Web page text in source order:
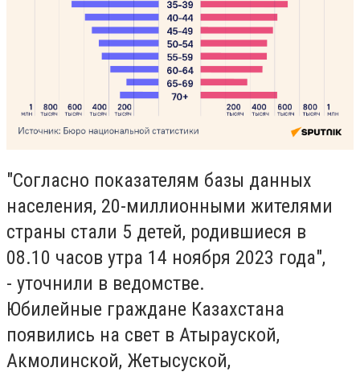
"Согласно показателям базы данных
населения, 20-миллионными жителями
страны стали 5 детей, родившиеся в
08.10 часов утра 14 ноября 2023 года",
- уточнили в ведомстве.
Юбилейные граждане Казахстана
появились на свет в Атырауской,
Акмолинской, Жетысуской,